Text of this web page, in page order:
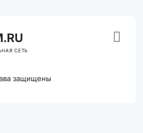
СЕТЬ
защищены
